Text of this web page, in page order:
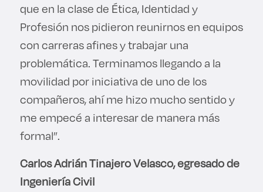
que en la clase de Ética, Identidad y
Profesión nos pidieron reunirnos en equipos
con carreras afines y trabajar una
problemática. Terminamos llegando a la
movilidad por iniciativa de uno de los
compañeros, ahí me hizo mucho sentido y
me empecé a interesar de manera más
formal”.
Carlos Adrián Tinajero Velasco, egresado de
Ingeniería Civil